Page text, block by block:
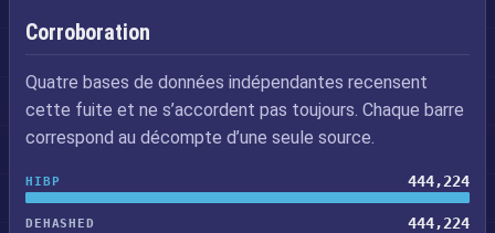
Corroboration
Quatre bases de données indépendantes recensent
cette fuite et ne s’accordent pas toujours. Chaque barre
correspond au décompte d’une seule source.
HIBP 444,224
DEHASHED 444,224